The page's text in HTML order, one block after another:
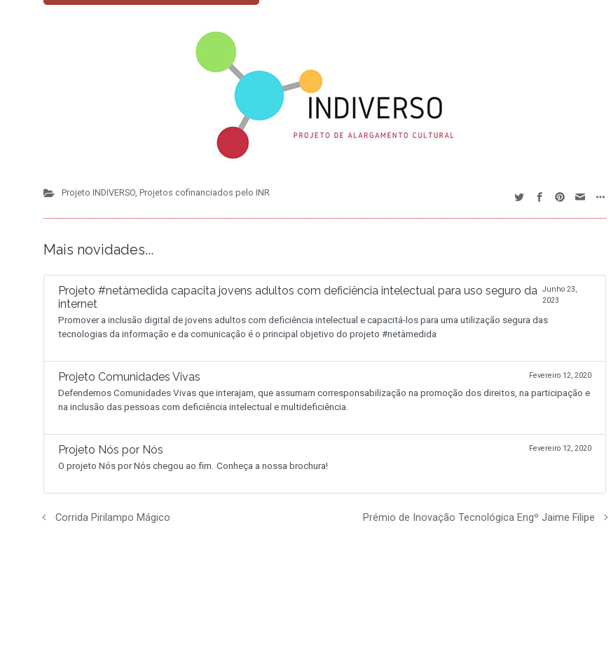
Projeto INDIVERSO, Projetos cofinanciados pelo INR
Mais novidades...
Projeto #netàmedida capacita jovens adultos com deficiência intelectual para uso seguro da
internet
Junho 23,
2023
Promover a inclusão digital de jovens adultos com deficiência intelectual e capacitá-los para uma utilização segura das
tecnologias da informação e da comunicação é o principal objetivo do projeto #netàmedida
Projeto Comunidades Vivas Fevereiro 12, 2020
Defendemos Comunidades Vivas que interajam, que assumam corresponsabilização na promoção dos direitos, na participação e
na inclusão das pessoas com deficiência intelectual e multideficiência.
Projeto Nós por Nós Fevereiro 12, 2020
O projeto Nós por Nós chegou ao fim. Conheça a nossa brochura!
Corrida Pirilampo Mágico Prémio de Inovação Tecnológica Engº Jaime Filipe